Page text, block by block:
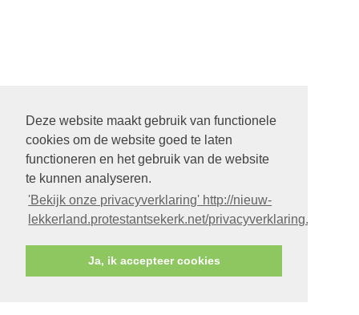
Deze website maakt gebruik van functionele
cookies om de website goed te laten
functioneren en het gebruik van de website
te kunnen analyseren.
'Bekijk onze privacyverklaring' http://nieuw-
lekkerland.protestantsekerk.net/privacyverklaring.aspx
Ja, ik accepteer cookies